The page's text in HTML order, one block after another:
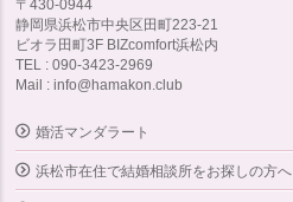
〒430-0944
静岡県浜松市中央区田町223-21
ビオラ田町3F BIZcomfort浜松内
TEL : 090-3423-2969
Mail : info@hamakon.club
婚活マンダラート
浜松市在住で結婚相談所をお探しの方へ